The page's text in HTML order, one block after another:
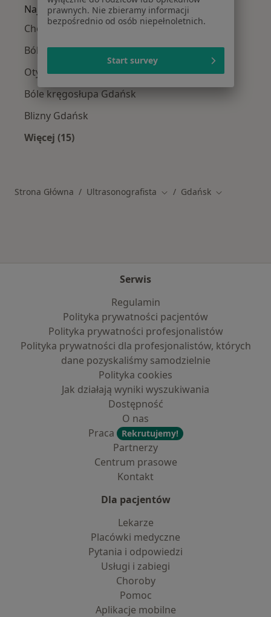
Najczęstsze schorzenia
Choroby tarczycy Gdańsk
Bóle brzucha Gdańsk
Otyłość Gdańsk
Bóle kręgosłupa Gdańsk
Blizny Gdańsk
Więcej (15)
Strona Główna Ultrasonografista Zmień miasto
Gdańsk Zmień miasto
Serwis
Regulamin
Polityka prywatności pacjentów
Polityka prywatności profesjonalistów
Polityka prywatności dla profesjonalistów, których
dane pozyskaliśmy samodzielnie
Polityka cookies
Jak działają wyniki wyszukiwania
Dostępność
O nas
Praca
Rekrutujemy!
Partnerzy
Centrum prasowe
Kontakt
Dla pacjentów
Lekarze
Placówki medyczne
Pytania i odpowiedzi
Usługi i zabiegi
Choroby
Pomoc
Aplikacje mobilne
prawnych. Nie zbieramy informacji
bezpośrednio od osób niepełnoletnich.
Start survey